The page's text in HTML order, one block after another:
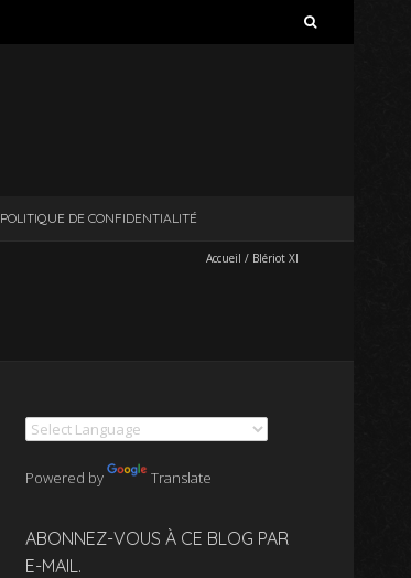
POLITIQUE DE CONFIDENTIALITÉ
Accueil / Blériot XI
Powered by Translate
ABONNEZ-VOUS À CE BLOG PAR
E-MAIL.